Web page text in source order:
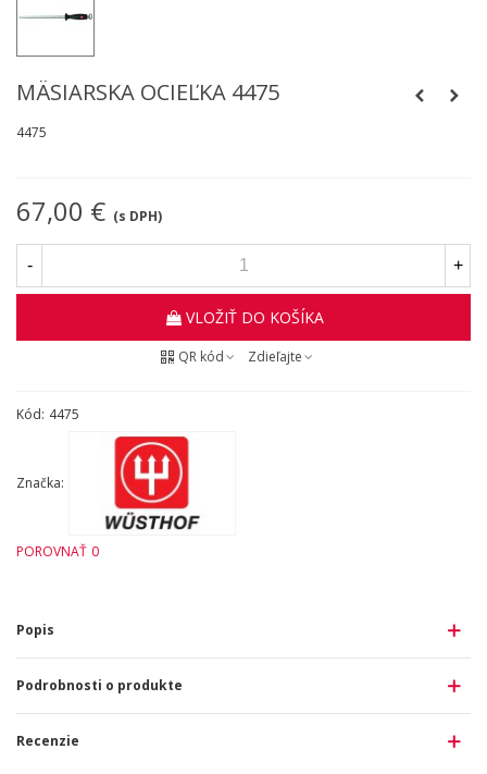
MÄSIARSKA OCIEĽKA 4475
4475
67,00 € (s DPH)
- +
VLOŽIŤ DO KOŠÍKA
QR kód Zdieľajte
Kód: 4475
Značka:
POROVNAŤ 0
Popis
Podrobnosti o produkte
Recenzie